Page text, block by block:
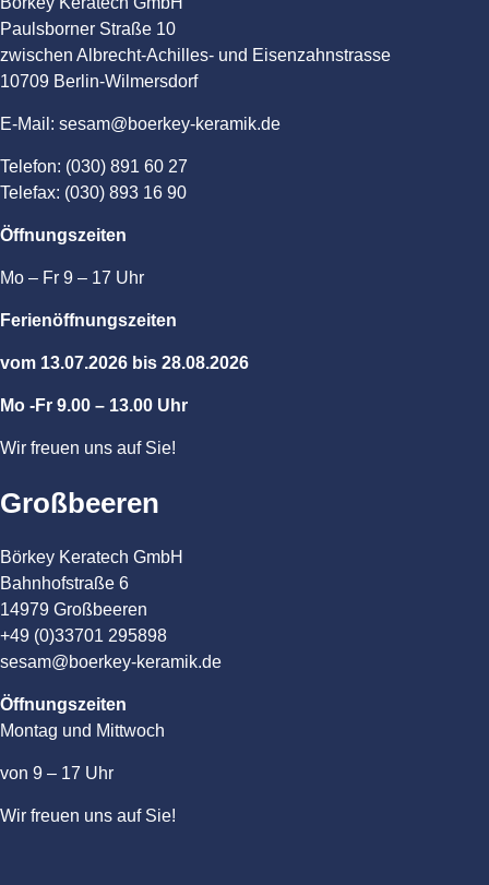
Paulsborner Straße 10
zwischen Albrecht-Achilles- und Eisenzahnstrasse
10709 Berlin-Wilmersdorf
E-Mail: sesam@boerkey-keramik.de
Telefon: (030) 891 60 27
Telefax: (030) 893 16 90
Öffnungszeiten
Mo – Fr 9 – 17 Uhr
Ferienöffnungszeiten
vom 13.07.2026 bis 28.08.2026
Mo -Fr 9.00 – 13.00 Uhr
Wir freuen uns auf Sie!
Großbeeren
Börkey Keratech GmbH
Bahnhofstraße 6
14979 Großbeeren
+49 (0)33701 295898
sesam@boerkey-keramik.de
Öffnungszeiten
Montag und Mittwoch
von 9 – 17 Uhr
Wir freuen uns auf Sie!